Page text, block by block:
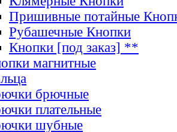
Пришивные потайные
Рубашечные Кнопки
Кнопки [под заказ] **
магнитные
брючные
плательные
шубные